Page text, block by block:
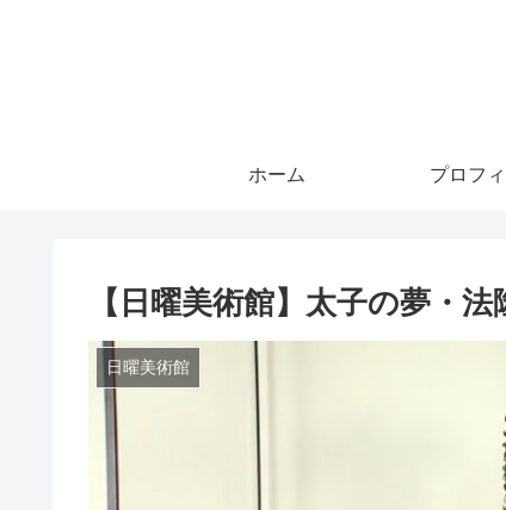
ホーム プロフ
【日曜美術館】太子の夢・
日曜美術館